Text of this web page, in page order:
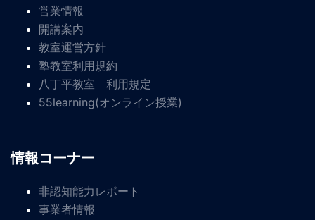
営業情報
開講案内
教室運営方針
塾教室利用規約
八丁平教室 利用規定
55learning(オンライン授業)
情報コーナー
非認知能力レポート
事業者情報